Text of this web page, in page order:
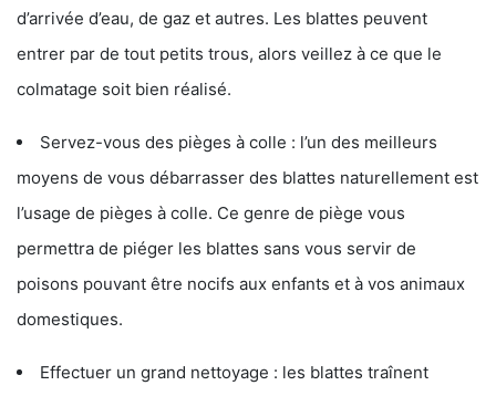
d’arrivée d’eau, de gaz et autres. Les blattes peuvent
entrer par de tout petits trous, alors veillez à ce que le
colmatage soit bien réalisé.
Servez-vous des pièges à colle : l’un des meilleurs
moyens de vous débarrasser des blattes naturellement est
l’usage de pièges à colle. Ce genre de piège vous
permettra de piéger les blattes sans vous servir de
poisons pouvant être nocifs aux enfants et à vos animaux
domestiques.
Effectuer un grand nettoyage : les blattes traînent